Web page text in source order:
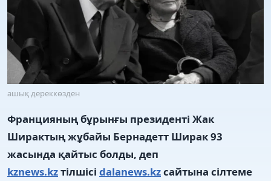
ашық дереккөзден
Францияның бұрынғы президенті Жак
Ширактың жұбайы Бернадетт Ширак 93
жасында қайтыс болды, деп
kznews.kzтілшісі dalanews.kzсайтына сілтеме